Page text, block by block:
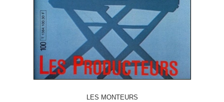
LES MONTEURS